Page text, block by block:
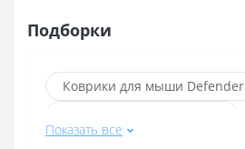
Подборки
Коврики для мыши Defender
Показать все